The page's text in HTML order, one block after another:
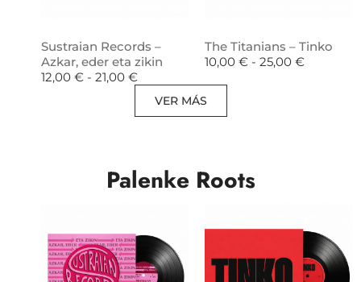
Sustraian Records –
Azkar, eder eta zikin
12,00 € - 21,00 €
The Titanians – Tinko
10,00 € - 25,00 €
VER MÁS
Palenke Roots